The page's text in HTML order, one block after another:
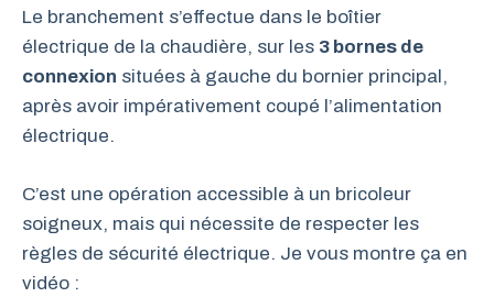
Le branchement s’effectue dans le boîtier
électrique de la chaudière, sur les 3 bornes de
connexion situées à gauche du bornier principal,
après avoir impérativement coupé l’alimentation
électrique.
C’est une opération accessible à un bricoleur
soigneux, mais qui nécessite de respecter les
règles de sécurité électrique. Je vous montre ça en
vidéo :